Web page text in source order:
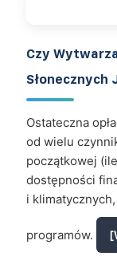
Czy
Słonecznych
Ostateczna
od wielu
początkowej
dostępności
i
programów.